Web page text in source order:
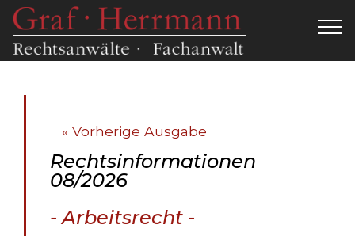
« Vorherige Ausgabe
Rechtsinformationen
08/2026
- Arbeitsrecht -